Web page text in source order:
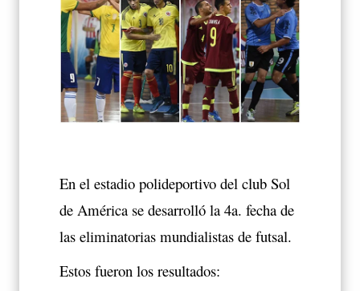
En el estadio polideportivo del club Sol
de América se desarrolló la 4a. fecha de
las eliminatorias mundialistas de futsal.
Estos fueron los resultados: